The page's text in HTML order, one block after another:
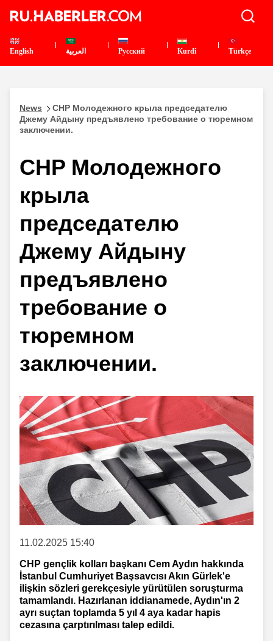
English العربية Pусский Kurdî Türkçe
News
CHP Молодежного крыла председателю
Джему Айдыну предъявлено требование о тюремном
заключении.
CHP Молодежного
крыла
председателю
Джему Айдыну
предъявлено
требование о
тюремном
заключении.
11.02.2025 15:40
CHP gençlik kolları başkanı Cem Aydın hakkında
İstanbul Cumhuriyet Başsavcısı Akın Gürlek'e
ilişkin sözleri gerekçesiyle yürütülen soruşturma
tamamlandı. Hazırlanan iddianamede, Aydın'ın 2
ayrı suçtan toplamda 5 yıl 4 aya kadar hapis
cezasına çarptırılması talep edildi.